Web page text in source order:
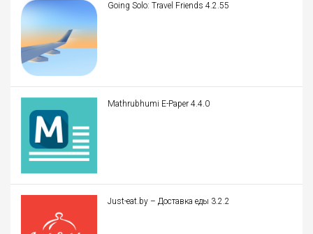
Going Solo: Travel Friends 4.2.55
Mathrubhumi E-Paper 4.4.0
Just-eat.by – Доставка еды 3.2.2